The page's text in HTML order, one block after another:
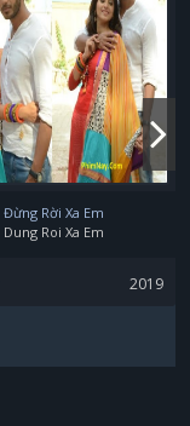
Đừng Rời Xa Em
Dung Roi Xa Em
2019